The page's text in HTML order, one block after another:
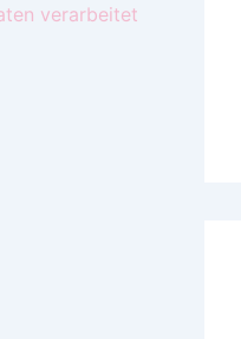
verarbeitet